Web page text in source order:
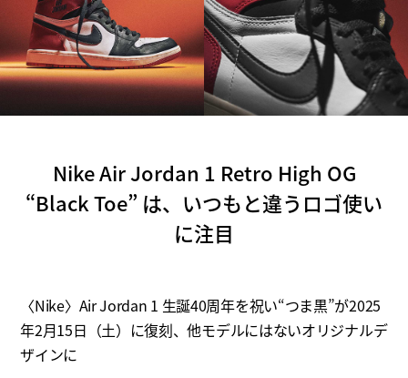
Nike Air Jordan 1 Retro High OG
“Black Toe” は、いつもと違うロゴ使い
に注目
〈Nike〉Air Jordan 1 生誕40周年を祝い“つま黒”が2025
年2月15日（土）に復刻、他モデルにはないオリジナルデ
ザインに